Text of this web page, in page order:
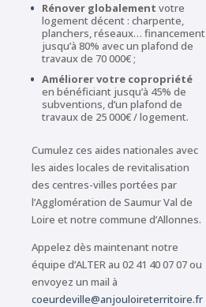
Rénover globalement votre
logement décent : charpente,
planchers, réseaux… financement
jusqu’à 80% avec un plafond de
travaux de 70 000€ ;
Améliorer votre copropriété
en bénéficiant jusqu’à 45% de
subventions, d’un plafond de
travaux de 25 000€ / logement.
Cumulez ces aides nationales avec
les aides locales de revitalisation
des centres-villes portées par
l’Agglomération de Saumur Val de
Loire et notre commune d’Allonnes.
Appelez dès maintenant notre
équipe d’ALTER au 02 41 40 07 07 ou
envoyez un mail à
coeurdeville@anjouloireterritoire.fr